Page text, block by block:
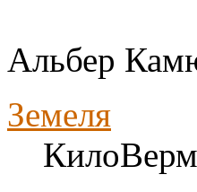
Альбер
Земеля